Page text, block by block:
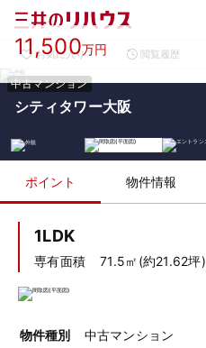
お気に入り 閲覧履歴
中古マンション
11,500万円
シティタワー大阪
ポイント 物件情報
1LDK
専有面積 71.5㎡(約21.62坪)
物件種別 中古マンション